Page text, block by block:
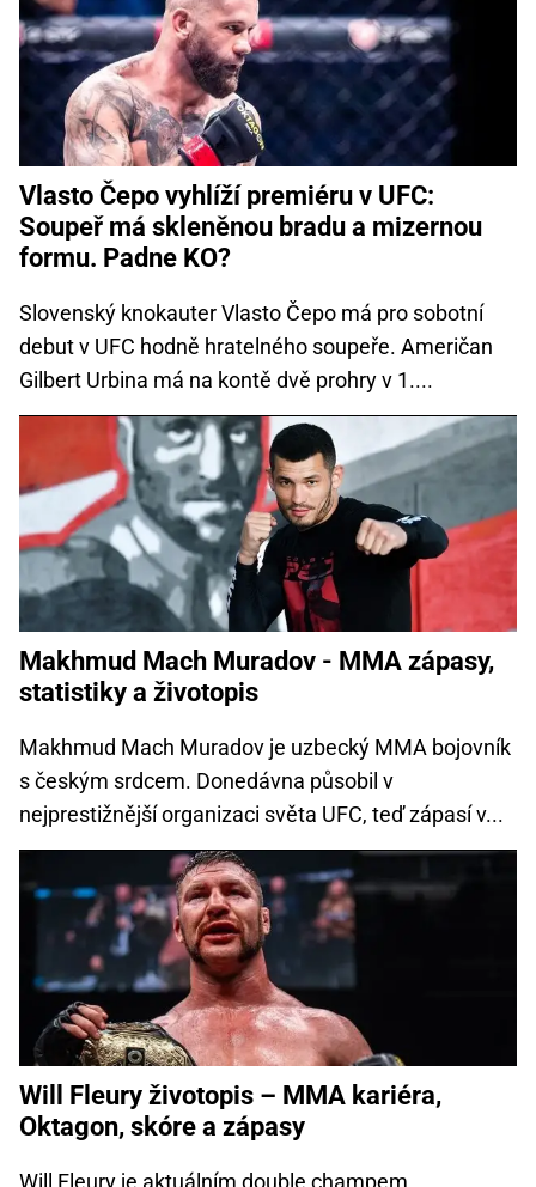
Vlasto Čepo vyhlíží premiéru v UFC:
Soupeř má skleněnou bradu a mizernou
formu. Padne KO?
Slovenský knokauter Vlasto Čepo má pro sobotní
debut v UFC hodně hratelného soupeře. Američan
Gilbert Urbina má na kontě dvě prohry v 1....
Makhmud Mach Muradov - MMA zápasy,
statistiky a životopis
Makhmud Mach Muradov je uzbecký MMA bojovník
s českým srdcem. Donedávna působil v
nejprestižnější organizaci světa UFC, teď zápasí v...
Will Fleury životopis – MMA kariéra,
Oktagon, skóre a zápasy
Will Fleury je aktuálním double champem